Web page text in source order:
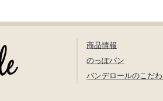
商品情報
のっぽパン
バンデロールのこだ